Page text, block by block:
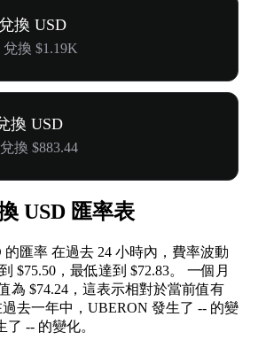
換 USD
換 $1.19K
換 USD
換 $883.44
USD 匯率表
的匯率 在過去 24 小時內，費率波動
$75.50，最低達到 $72.83。 一個月
為 $74.24，這表示相對於當前值有
去一年中，UBERON 發生了 -- 的變
了 -- 的變化。